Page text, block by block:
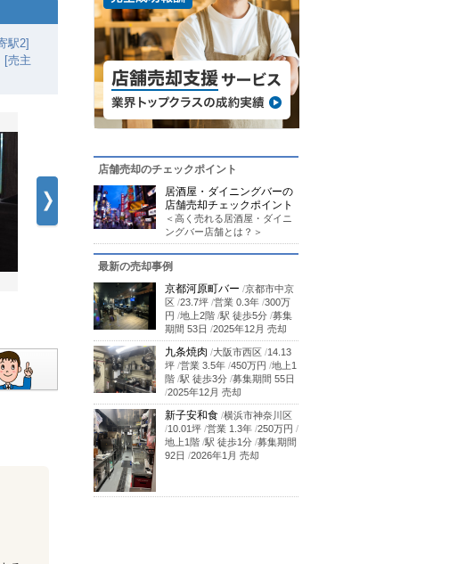
駅2]
[売主
店舗売却のチェックポイント
居酒屋・ダイニングバーの
店舗売却チェックポイント
＜高く売れる居酒屋・ダイニ
ングバー店舗とは？＞
最新の売却事例
京都河原町バー /京都市中京
区 /23.7坪 /営業 0.3年 /300万
円 /地上2階 /駅 徒歩5分 /募集
期間 53日 /2025年12月 売却
九条焼肉 /大阪市西区 /14.13
坪 /営業 3.5年 /450万円 /地上1
階 /駅 徒歩3分 /募集期間 55日
/2025年12月 売却
新子安和食 /横浜市神奈川区
/10.01坪 /営業 1.3年 /250万円 /
地上1階 /駅 徒歩1分 /募集期間
92日 /2026年1月 売却